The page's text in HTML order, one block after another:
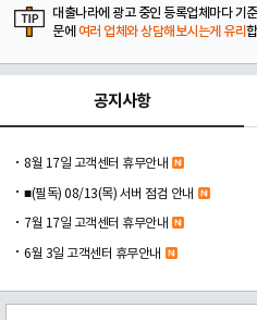
대출나라에 광고 중인 등록업체마다 기
문에 여러 업체와 상담해보시는게 유리
공지사항
8월 17일 고객센터 휴무안내
■(필독) 08/13(목) 서버 점검 안내
7월 17일 고객센터 휴무안내
6월 3일 고객센터 휴무안내